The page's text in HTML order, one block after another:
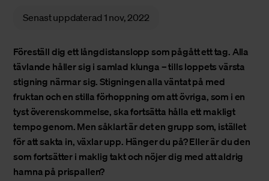
Senast uppdaterad 1 nov, 2022
Föreställ dig ett långdistanslopp som pågått ett tag. Alla
tävlande håller sig i samlad klunga – tills loppets värsta
stigning närmar sig. Stigningen alla väntat på med
fruktan och en stilla förhoppning om att övriga, som i en
tyst överenskommelse, ska fortsätta hålla ett makligt
tempo genom. Men såklart är det en grupp som, istället
för att sakta in, växlar upp. Hänger du på? Eller är du den
som fortsätter i maklig takt och nöjer dig med att aldrig
hamna på prispallen?